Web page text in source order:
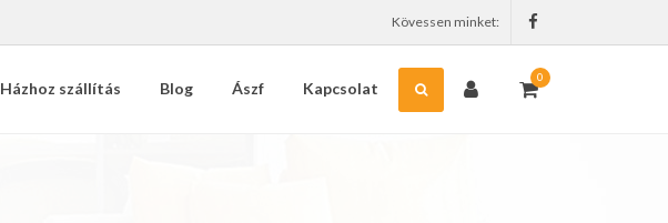
Kövessen minket:
Házhoz szállítás Blog Ászf Kapcsolat
0